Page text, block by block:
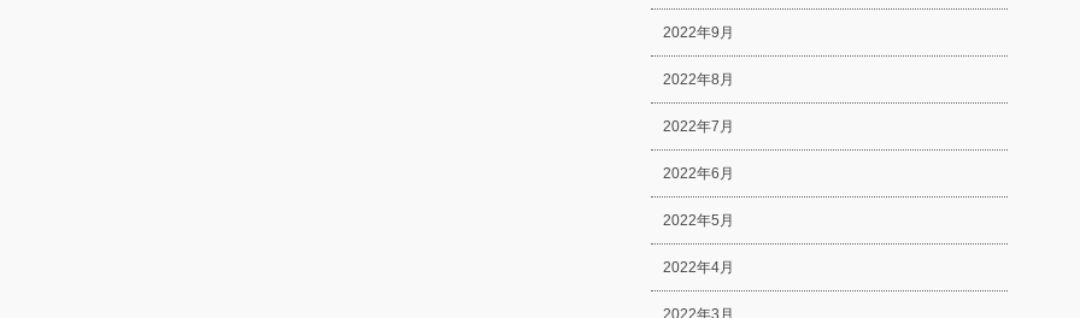
2022年9月
2022年8月
2022年7月
2022年6月
2022年5月
2022年4月
2022年3月